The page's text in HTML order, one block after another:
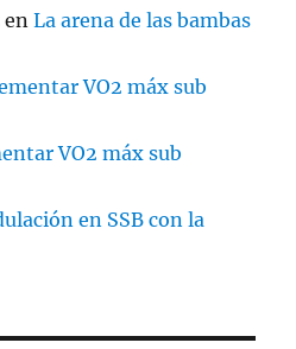
enLa arena de las bambas
VO2 máx sub
VO2 máx sub
en SSB con la